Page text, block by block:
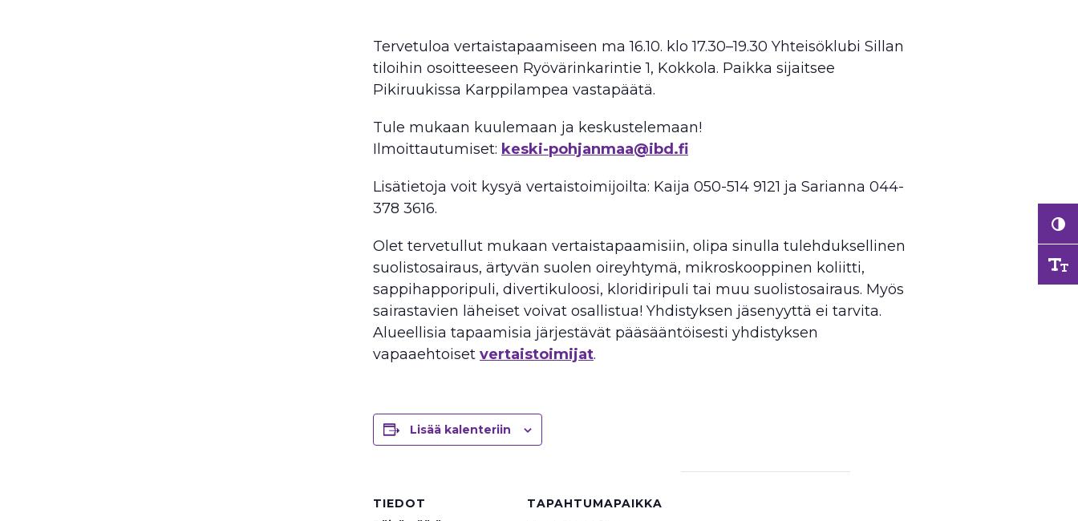
Tervetuloa vertaistapaamiseen ma 16.10. klo 17.30–19.30 Yhteisöklubi Sillan
tiloihin osoitteeseen Ryövärinkarintie 1, Kokkola. Paikka sijaitsee
Pikiruukissa Karppilampea vastapäätä.
Tule mukaan kuulemaan ja keskustelemaan!
Ilmoittautumiset: keski-pohjanmaa@ibd.fi
Lisätietoja voit kysyä vertaistoimijoilta: Kaija 050-514 9121 ja Sarianna 044-
378 3616.
Olet tervetullut mukaan vertaistapaamisiin, olipa sinulla tulehduksellinen
suolistosairaus, ärtyvän suolen oireyhtymä, mikroskooppinen koliitti,
sappihapporipuli, divertikuloosi, kloridiripuli tai muu suolistosairaus. Myös
sairastavien läheiset voivat osallistua! Yhdistyksen jäsenyyttä ei tarvita.
Alueellisia tapaamisia järjestävät pääsääntöisesti yhdistyksen
vapaaehtoiset vertaistoimijat.
Lisää kalenteriin
TIEDOT
TAPAHTUMAPAIKKA